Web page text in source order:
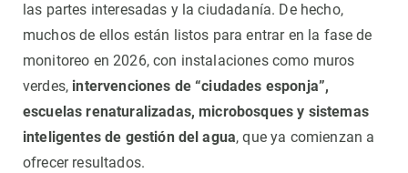
las partes interesadas y la ciudadanía. De hecho,
muchos de ellos están listos para entrar en la fase de
monitoreo en 2026, con instalaciones como muros
verdes, intervenciones de “ciudades esponja”,
escuelas renaturalizadas, microbosques y sistemas
inteligentes de gestión del agua, que ya comienzan a
ofrecer resultados.